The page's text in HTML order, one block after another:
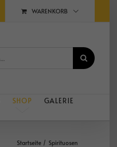
WARENKORB
SHOP
GALERIE
Startseite Spirituosen